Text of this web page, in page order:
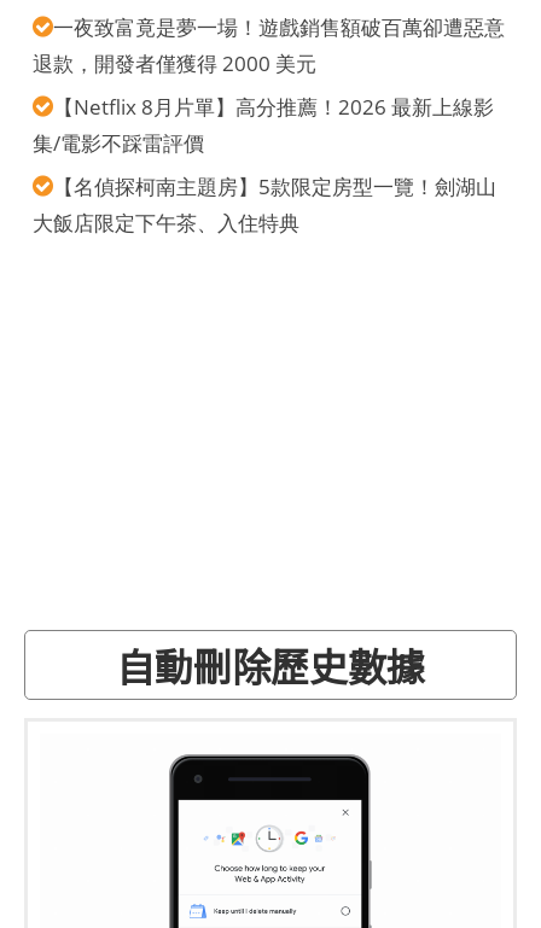
一夜致富竟是夢一場！遊戲銷售額破百萬卻遭惡意
退款，開發者僅獲得 2000 美元
【Netflix 8月片單】高分推薦！2026 最新上線影
集/電影不踩雷評價
【名偵探柯南主題房】5款限定房型一覽！劍湖山
大飯店限定下午茶、入住特典
自動刪除歷史數據